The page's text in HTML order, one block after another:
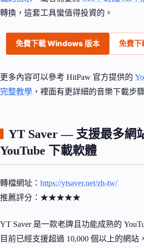
轉換，這套工具蠻值得投資的。
免費下載 Windows 版本 免費下
更多內容可以參考 HitPaw 官方提供的
完整教學 ，裡面有更詳細的音樂下載步
YT Saver — 支援最多網
YouTube 下載軟體
轉檔網址： https://ytsaver.net/zh-tw/
推薦評分：★★★★★
YT Saver 是一款老牌且功能成熟的
目前已經支援超過 10,000 個以上的網站